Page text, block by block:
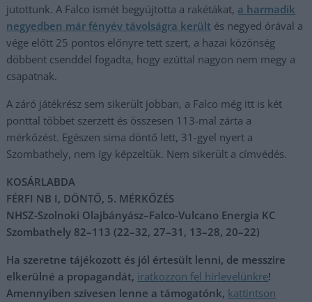
jutottunk. A Falco ismét begyújtotta a rakétákat, a harmadik
negyedben már fényév távolságra került és negyed órával a
vége előtt 25 pontos előnyre tett szert, a hazai közönség
döbbent csenddel fogadta, hogy ezúttal nagyon nem megy a
csapatnak.
A záró játékrész sem sikerült jobban, a Falco még itt is két
ponttal többet szerzett és összesen 113-mal zárta a
mérkőzést. Egészen sima döntő lett, 31-gyel nyert a
Szombathely, nem így képzeltük. Nem sikerült a címvédés.
KOSÁRLABDA
FÉRFI NB I, DÖNTŐ, 5. MÉRKŐZÉS
NHSZ-Szolnoki Olajbányász–Falco-Vulcano Energia KC
Szombathely 82–113 (22–32, 27–31, 13–28, 20–22)
Ha szeretne tájékozott és jól értesült lenni, de messzire
elkerülné a propagandát, iratkozzon fel hírlevelünkre!
Amennyiben szívesen lenne a támogatónk, kattintson